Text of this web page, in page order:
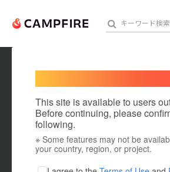
人気のプロ
アート・
テクノロ
This site is available to users
Before continuing, please
following.
※ Some features may not be
your country, region, or project.